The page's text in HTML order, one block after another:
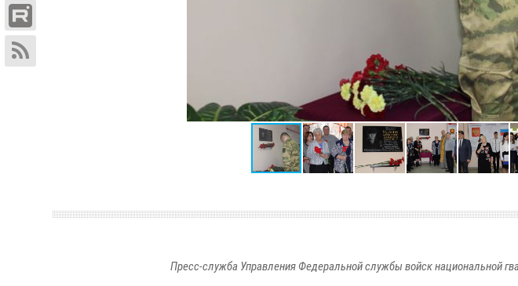
Пресс-служба Управления Федеральной службы войск национальной